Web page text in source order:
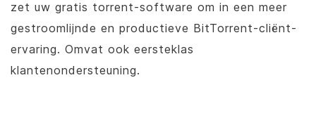
zet uw gratis torrent-software om in een meer
gestroomlijnde en productieve BitTorrent-cliënt-
ervaring. Omvat ook eersteklas
klantenondersteuning.